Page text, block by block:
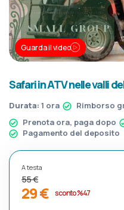
Guarda il video
Safari in ATV nelle valli
Durata: 1 ora
Rimborso
Prenota ora, paga dopo
Pagamento del deposito
A testa
55 €
29 € sconto %47